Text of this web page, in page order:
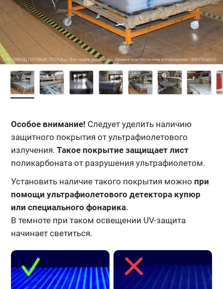
Особое внимание! Следует уделить наличию
защитного покрытия от ультрафиолетового
излучения. Такое покрытие защищает лист
поликарбоната от разрушения ультрафиолетом.
Установить наличие такого покрытия можно при
помощи ультрафиолетового детектора купюр
или специального фонарика.
В темноте при таком освещении UV-защита
начинает светиться.